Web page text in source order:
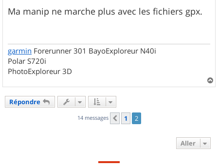
s
s
Ma manip ne marche plus avec les fichiers gpx.
garmin Forerunner 301 BayoExploreur N40i
Polar S720i
PhotoExploreur 3D
a
Répondre
14 messages Précédent
1 2
Aller